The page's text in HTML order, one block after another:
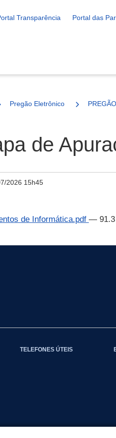
Transparência Portal das
Pregão Eletrônico
de
2026 15h45
de Informática.pdf — 91.3
TELEFONES ÚTEIS